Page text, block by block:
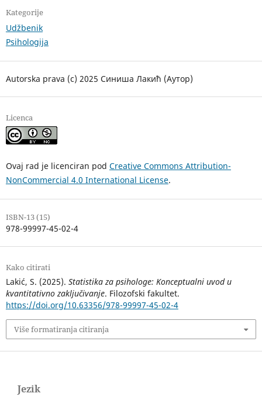
Kategorije
Udžbenik
Psihologija
Autorska prava (c) 2025 Синиша Лакић (Аутор)
Licenca
Ovaj rad je licenciran pod Creative Commons Attribution-
NonCommercial 4.0 International License.
ISBN-13 (15)
978-99997-45-02-4
Kako citirati
Lakić, S. (2025). Statistika za psihologe: Konceptualni uvod u
kvantitativno zaključivanje. Filozofski fakultet.
https://doi.org/10.63356/978-99997-45-02-4
Više formatiranja citiranja
Jezik